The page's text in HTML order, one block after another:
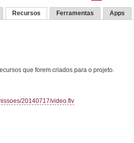
Recursos Ferramentas Apps
que forem criados para o projeto.
20140717/video.flv